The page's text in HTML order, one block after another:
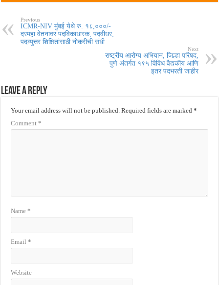
Previous
ICMR-NIV मुंबई येथे रु. १८,०००/-
दरमहा वेतनावर पदविकाधारक, पदवीधर,
पदव्युत्तर शिक्षितांसाठी नोकरीची संधी
Next
राष्ट्रीय आरोग्य अभियान, जिल्हा परिषद,
पुणे अंतर्गत १९५ विविध वैद्यकीय आणि
इतर पदभरती जाहीर
Leave a Reply
Your email address will not be published. Required fields are marked*
Comment*
Name*
Email*
Website